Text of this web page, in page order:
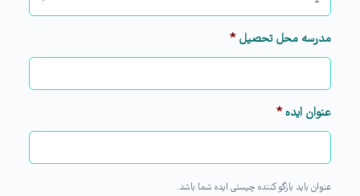
مدرسه محل تحصیل *
عنوان ایده*
عنوان باید بازگو کننده چیستی ایده شما باشد.